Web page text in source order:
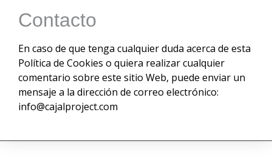
Contacto
En caso de que tenga cualquier duda acerca de esta
Política de Cookies o quiera realizar cualquier
comentario sobre este sitio Web, puede enviar un
mensaje a la dirección de correo electrónico:
info@cajalproject.com